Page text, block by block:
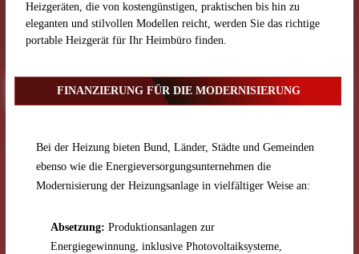
Heizgeräten, die von kostengünstigen, praktischen bis hin zu
eleganten und stilvollen Modellen reicht, werden Sie das richtige
portable Heizgerät für Ihr Heimbüro finden.
FINANZIERUNG FÜR DIE MODERNISIERUNG
Bei der Heizung bieten Bund, Länder, Städte und Gemeinden
ebenso wie die Energieversorgungsunternehmen die
Modernisierung der Heizungsanlage in vielfältiger Weise an:
Absetzung: Produktionsanlagen zur
Energiegewinnung, inklusive Photovoltaiksysteme,